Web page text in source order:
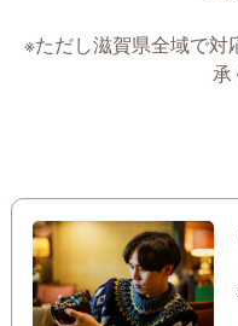
※ただし滋賀県全域で対
承